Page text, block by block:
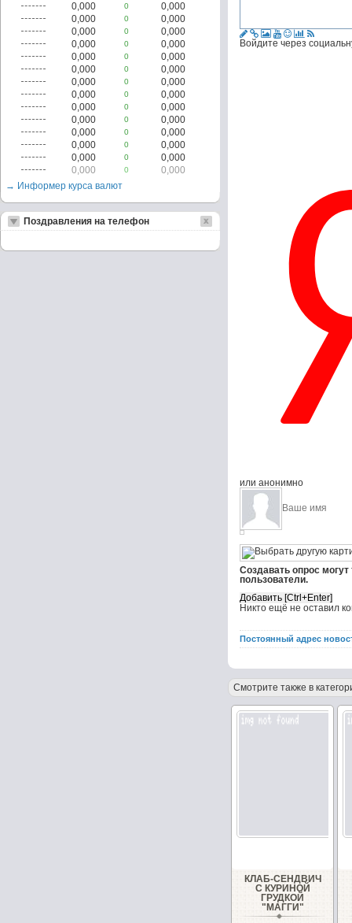
Войдите через
или анонимно
Создавать опрос
пользователи.
Никто ещё не оставил
Постоянный адрес
Смотрите также в
КЛАБ-СЕНДВИЧ
С КУРИНОЙ
ГРУДКОЙ
"МАГГИ"
0,000 0
0,000
0,000
0
0,000
0,000
0
0,000
0,000
0
0,000
0,000
0
0,000
0,000
0
0,000
0,000
0
0,000
0,000
0
0,000
0,000
0
0,000
0,000
0
0,000
0,000
0
0,000
0,000
0
0,000
0,000
0
0,000
0,000
0
0,000
→ Информер курса валют
Поздравления на телефон